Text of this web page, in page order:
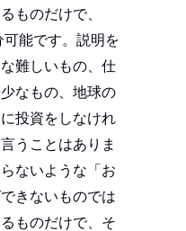
ものだけで、
能です。説明を
難しいもの、仕
なもの、地球の
投資をしなけれ
うことはありま
ないような「お
きないものでは
ものだけで、そ